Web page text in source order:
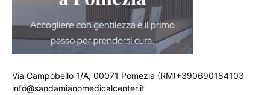
Via Campobello 1/A, 00071 Pomezia (RM)+390690184103
info@sandamianomedicalcenter.it